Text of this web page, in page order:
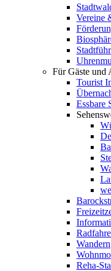
Vereine
Für Gäste und
Tourist
Essbare
Wandern
Reha-